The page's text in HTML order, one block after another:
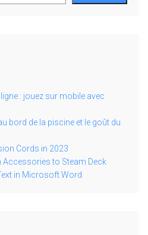
: jouez sur mobile avec
bord de la piscine et le goût du
Cords in 2023
to Steam Deck
in Microsoft Word